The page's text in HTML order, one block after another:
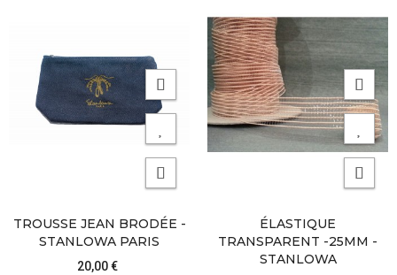
TROUSSE JEAN BRODÉE -
STANLOWA PARIS
20,00 €
ÉLASTIQUE
TRANSPARENT -25MM -
STANLOWA